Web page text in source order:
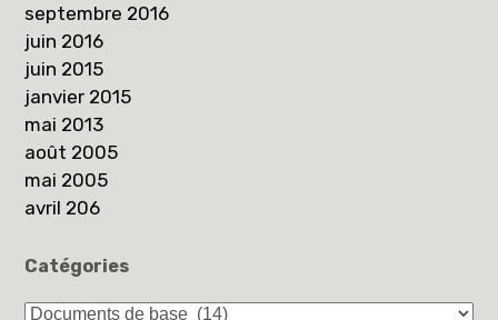
septembre 2016
juin 2016
juin 2015
janvier 2015
mai 2013
août 2005
mai 2005
avril 206
Catégories
Catégories